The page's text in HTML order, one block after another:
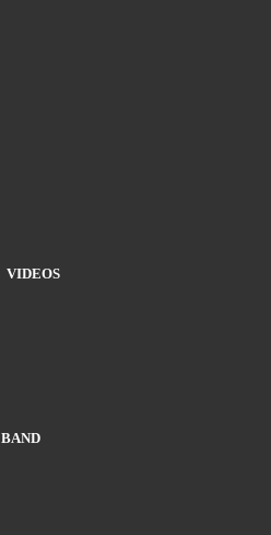
VIDEOS
BAND